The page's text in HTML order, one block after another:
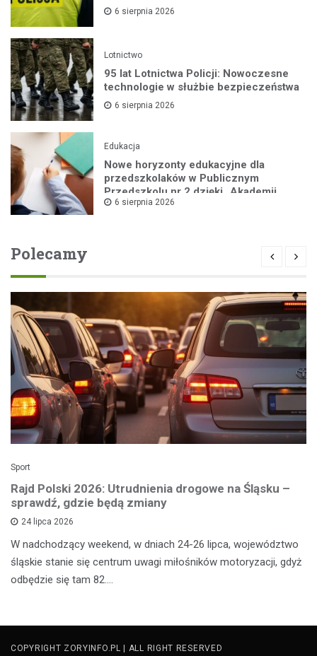
6 sierpnia 2026
Lotnictwo
95 lat Lotnictwa Policji: Nowoczesne
technologie w służbie bezpieczeństwa
6 sierpnia 2026
Edukacja
Nowe horyzonty edukacyjne dla
przedszkolaków w Publicznym
Przedszkolu nr 2 dzięki „Akademii
Super Przedszkolaka”
6 sierpnia 2026
Polecamy
Sport
Rajd Polski 2026: Utrudnienia drogowe na Śląsku –
sprawdź, gdzie będą zmiany
24 lipca 2026
W nadchodzący weekend, w dniach 24-26 lipca, województwo
śląskie stanie się centrum uwagi miłośników motoryzacji, gdyż
odbędzie się tam 82.…
COPYRIGHT ZORYINFO.PL | ALL RIGHT RESERVED